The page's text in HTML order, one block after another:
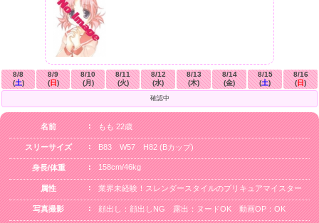
8/8
(土)
8/9
(日)
8/10
(月)
8/11
(火)
8/12
(水)
8/13
(木)
8/14
(金)
8/15
(土)
8/16
(日)
確認中
名前 もも 22歳
スリーサイズ B83 W57 H82 (Bカップ)
身長/体重 158cm/46kg
属性 業界未経験！スレンダースタイルのプリキュアマイスター
写真撮影 顔出し：顔出しNG 露出：ヌードOK 動画OP：OK